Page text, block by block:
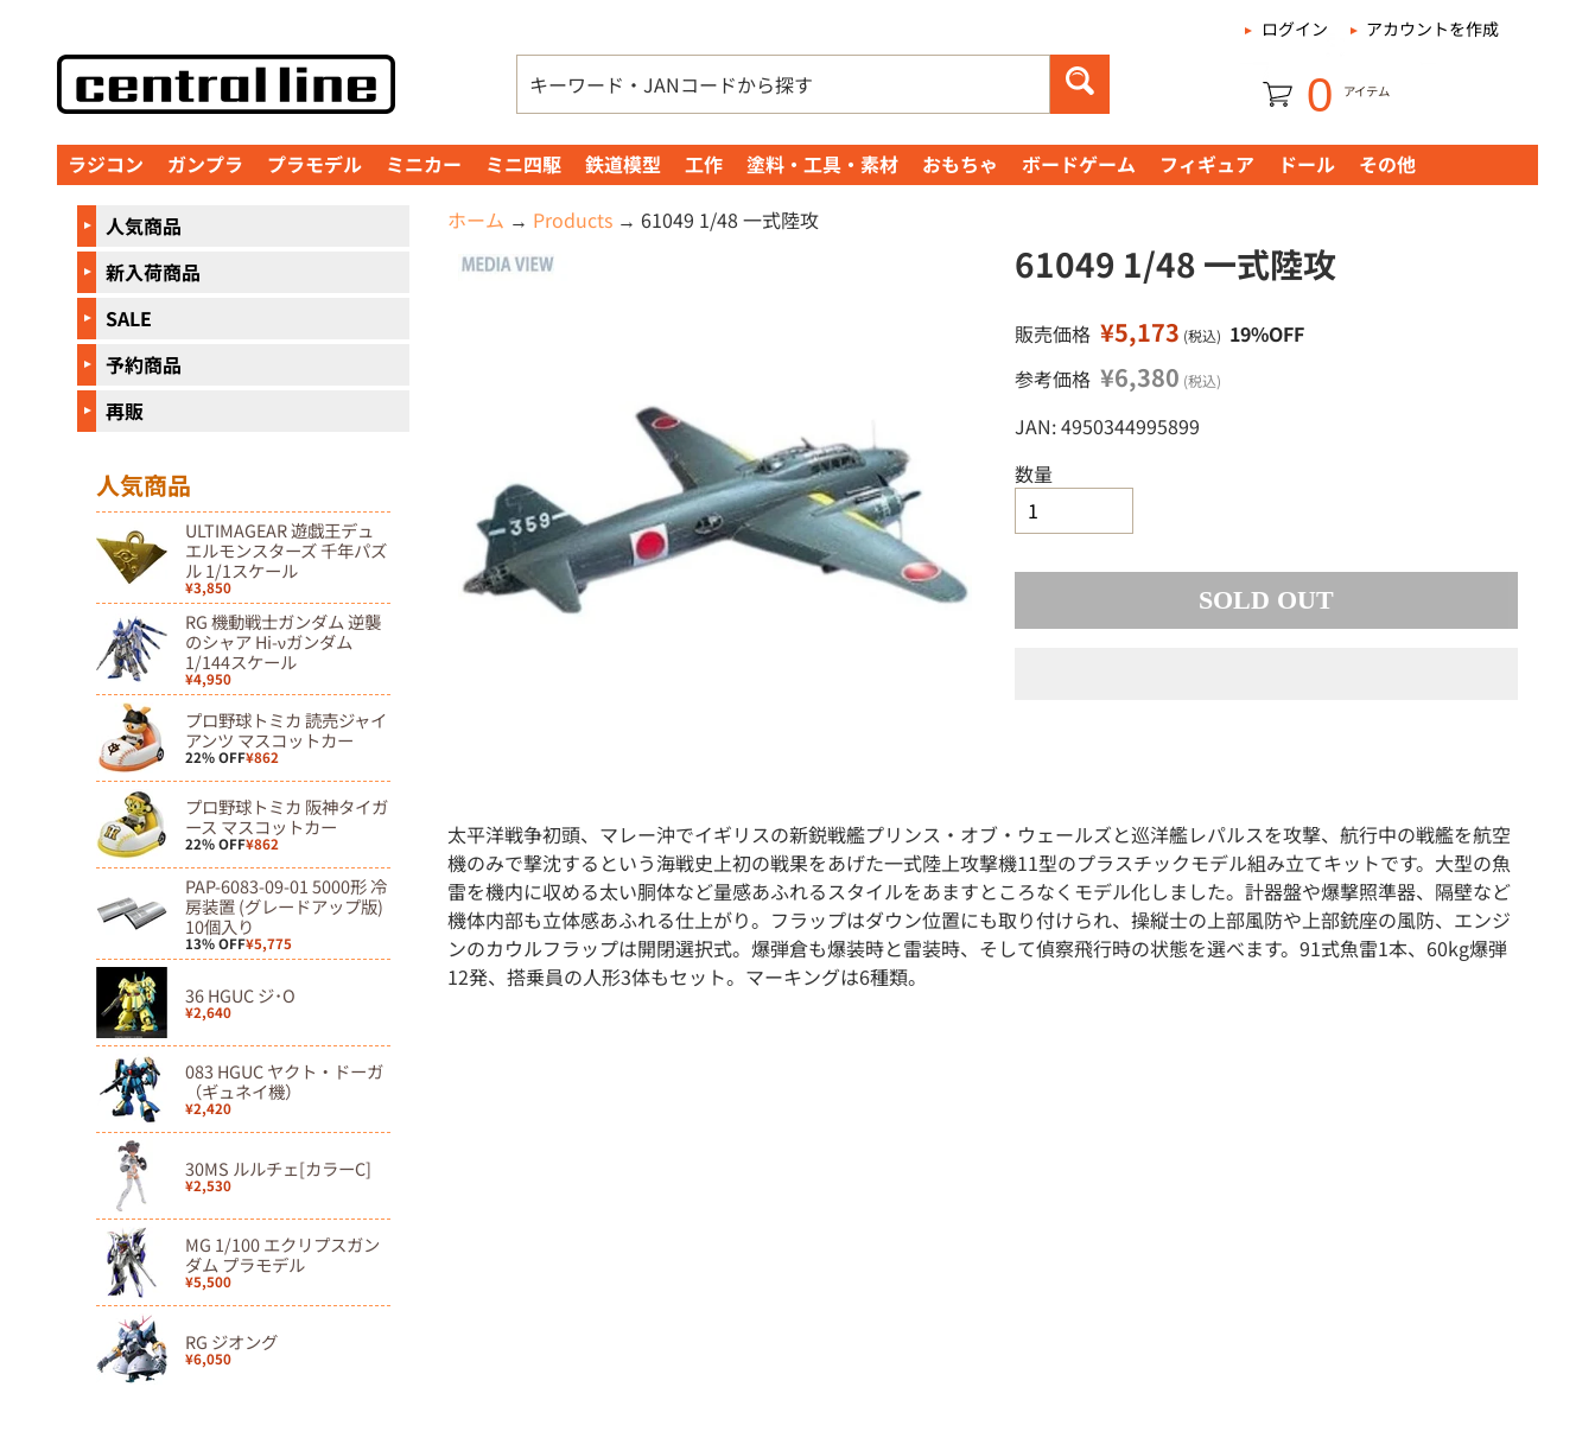
ン
テ
イ
ド
ログイン | アカウントを作成
0 アイテム
ラジコン ガンプラ プラモデル ミニカー ミニ四駆 鉄道模型 工作 塗料・工具・素材 おもちゃ ボードゲーム フィギュア ドール その他
人気商品
新入荷商品
SALE
予約商品
再販
人気商品
ULTIMAGEAR 遊戯王デュ
エルモンスターズ 千年パズ
ル 1/1スケール
¥3,850
RG 機動戦士ガンダム 逆襲
のシャア Hi-νガンダム
1/144スケール
¥4,950
プロ野球トミカ 読売ジャイ
アンツ マスコットカー
22% OFF¥862
プロ野球トミカ 阪神タイガ
ース マスコットカー
22% OFF¥862
PAP-6083-09-01 5000形 冷
房装置 (グレードアップ版)
10個入り
13% OFF¥5,775
36 HGUC ジ･O
¥2,640
083 HGUC ヤクト・ドーガ
（ギュネイ機）
¥2,420
30MS ルルチェ[カラーC]
¥2,530
MG 1/100 エクリプスガン
ダム プラモデル
¥5,500
RG ジオング
¥6,050
ホーム → Products → 61049 1/48 一式陸攻
商
直
接
移
動
61049 1/48 一式陸攻
販売価格 ¥5,173 (税込) 19%OFF
参考価格 ¥6,380 (税込)
JAN: 4950344995899
数量
SOLD OUT
太平洋戦争初頭、マレー沖でイギリスの新鋭戦艦プリンス・オブ・ウェールズと巡洋艦レパルスを攻撃、航行中の戦艦を航空
機のみで撃沈するという海戦史上初の戦果をあげた一式陸上攻撃機11型のプラスチックモデル組み立てキットです。大型の魚
雷を機内に収める太い胴体など量感あふれるスタイルをあますところなくモデル化しました。計器盤や爆撃照準器、隔壁など
機体内部も立体感あふれる仕上がり。フラップはダウン位置にも取り付けられ、操縦士の上部風防や上部銃座の風防、エンジ
ンのカウルフラップは開閉選択式。爆弾倉も爆装時と雷装時、そして偵察飛行時の状態を選べます。91式魚雷1本、60kg爆弾
12発、搭乗員の人形3体もセット。マーキングは6種類。